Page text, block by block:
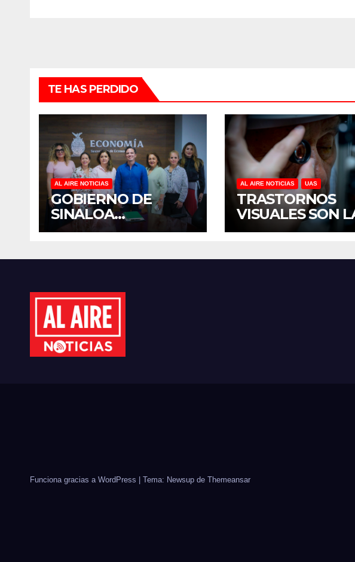
TE HAS PERDIDO
AL AIRE NOTICIAS
GOBIERNO DE
SINALOA
FORTALECE
MUJERES
CULIACÁN
AL AIRE NOTICIAS UAS
TRASTORNOS
VISUALES SON
TERCERA
MÉXICO, REVELA
Funciona gracias a WordPress Tema: Newsup de Themeansar